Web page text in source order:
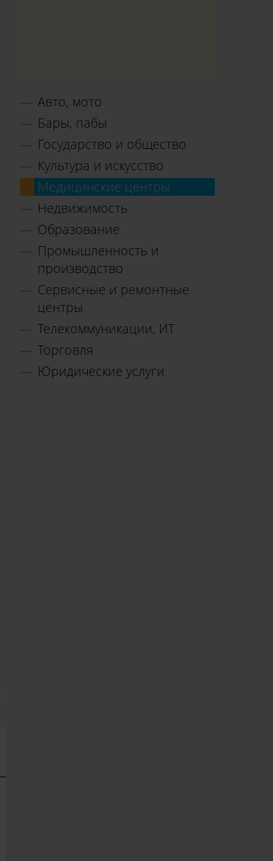
Авто, мото
Бары, пабы
Государство и общество
Культура и искусство
Медицинские центры
Недвижимость
Образование
Промышленность и
производство
Сервисные и ремонтные
центры
Телекоммуникации, ИТ
Торговля
Юридические услуги